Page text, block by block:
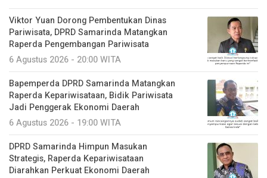
Viktor Yuan Dorong Pembentukan Dinas
Pariwisata, DPRD Samarinda Matangkan
Raperda Pengembangan Pariwisata
6 Agustus 2026 - 20:00 WITA
Bapemperda DPRD Samarinda Matangkan
Raperda Kepariwisataan, Bidik Pariwisata
Jadi Penggerak Ekonomi Daerah
6 Agustus 2026 - 19:00 WITA
DPRD Samarinda Himpun Masukan
Strategis, Raperda Kepariwisataan
Diarahkan Perkuat Ekonomi Daerah